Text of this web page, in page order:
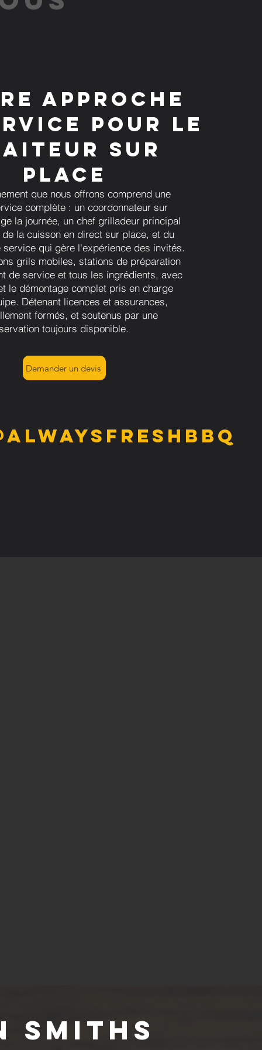
approche
pour le
sur
place
que nous offrons comprend une
complète : un coordonnateur sur
la journée, un chef grilladeur principal
la cuisson en direct sur place, et du
service qui gère l'expérience des invités.
grils mobiles, stations de préparation
de service et tous les ingrédients, avec
le démontage complet pris en charge
Détenant licences et assurances,
formés, et soutenus par une
toujours disponible.
Demander un devis
Smiths